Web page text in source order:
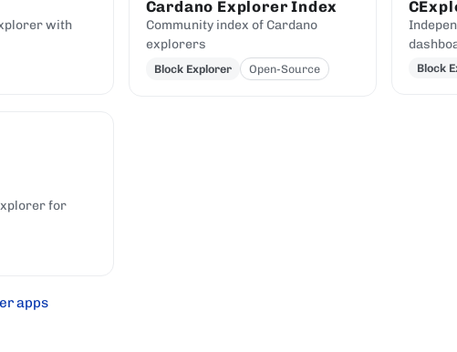
with
Cardano Explorer Index
Community index of Cardano
explorers
Block Explorer Open-Source Block
for
apps